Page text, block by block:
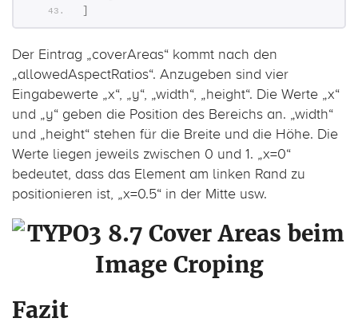
Der Eintrag „coverAreas“ kommt nach den
„allowedAspectRatios“. Anzugeben sind vier
Eingabewerte „x“, „y“, „width“, „height“. Die Werte „x“
und „y“ geben die Position des Bereichs an. „width“
und „height“ stehen für die Breite und die Höhe. Die
Werte liegen jeweils zwischen 0 und 1. „x=0“
bedeutet, dass das Element am linken Rand zu
positionieren ist, „x=0.5“ in der Mitte usw.
Fazit